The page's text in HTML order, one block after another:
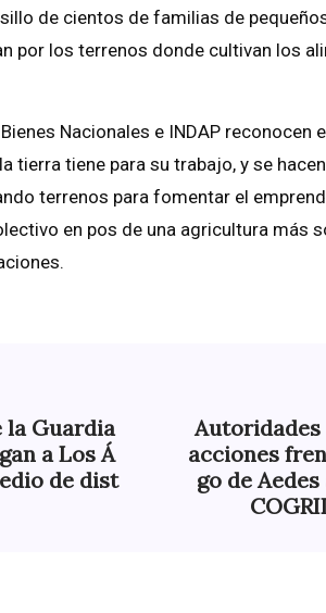
de cientos de familias de
por los terrenos donde cultivan los
Nacionales e INDAP reconocen
tierra tiene para su trabajo, y se
terrenos para fomentar el
en pos de una agricultura más
la Guardia
a Los Á
de dist
acciones
go de